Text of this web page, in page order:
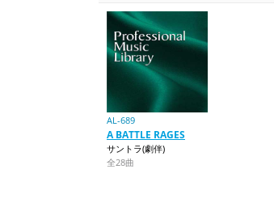
AL-689
A BATTLE RAGES
サントラ(劇伴)
全28曲